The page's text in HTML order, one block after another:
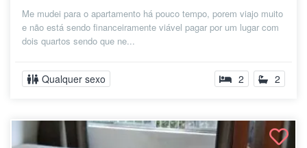
Me mudei para o apartamento há pouco tempo, porem viajo muito
e não está sendo financeiramente viável pagar por um lugar com
dois quartos sendo que ne...
Qualquer sexo 2 2